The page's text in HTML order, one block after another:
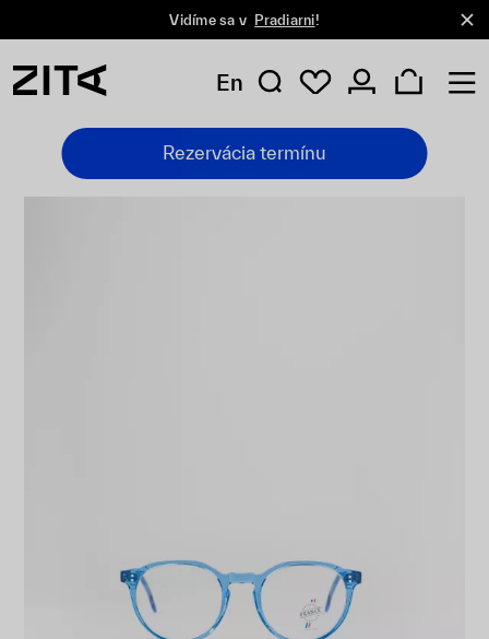
Vidíme sa v Pradiarni!
En
Rezervácia termínu